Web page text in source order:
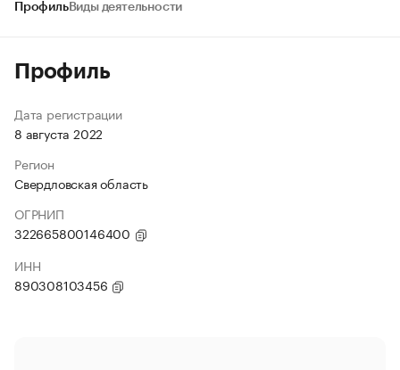
ПрофильВиды деятельности
Профиль
Дата регистрации
8 августа 2022
Регион
Свердловская область
ОГРНИП
322665800146400
ИНН
890308103456